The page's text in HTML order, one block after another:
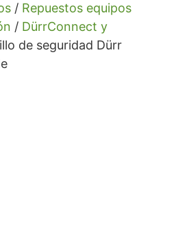
/ Repuestos equipos
/ DürrConnect y
de seguridad Dürr